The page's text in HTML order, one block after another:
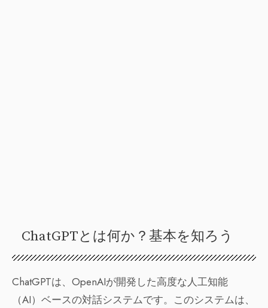
ChatGPTとは何か？基本を知ろう
ChatGPTは、OpenAIが開発した高度な人工知能
（AI）ベースの対話システムです。このシステムは、